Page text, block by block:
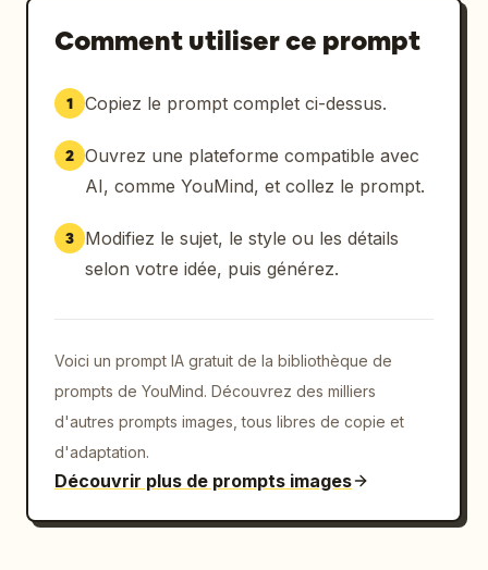
Comment utiliser ce prompt
1 Copiez le prompt complet ci-dessus.
2 Ouvrez une plateforme compatible avec
AI, comme YouMind, et collez le prompt.
3
Modifiez le sujet, le style ou les détails
selon votre idée, puis générez.
Voici un prompt IA gratuit de la bibliothèque de
prompts de YouMind. Découvrez des milliers
d'autres prompts images, tous libres de copie et
d'adaptation.
Découvrir plus de prompts images